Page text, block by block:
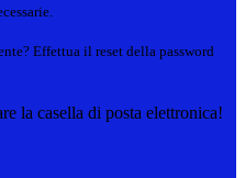
Effettua il reset della password
la casella di posta elettronica!